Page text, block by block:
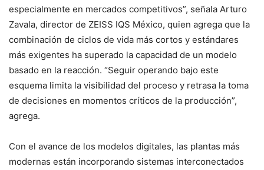
especialmente en mercados competitivos”, señala Arturo
Zavala, director de ZEISS IQS México, quien agrega que la
combinación de ciclos de vida más cortos y estándares
más exigentes ha superado la capacidad de un modelo
basado en la reacción. “Seguir operando bajo este
esquema limita la visibilidad del proceso y retrasa la toma
de decisiones en momentos críticos de la producción”,
agrega.
Con el avance de los modelos digitales, las plantas más
modernas están incorporando sistemas interconectados